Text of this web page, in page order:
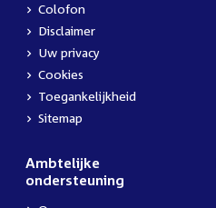
Colofon
Disclaimer
Uw privacy
Cookies
Toegankelijkheid
Sitemap
Ambtelijke
ondersteuning